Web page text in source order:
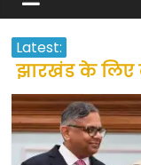
Latest:
झारखंड के लिए
सीएम हेमंत
उत्तराखंड के
होगी घर वापसी